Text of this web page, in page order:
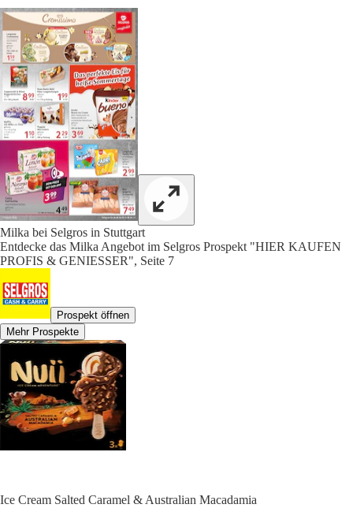
Milka bei Selgros in Stuttgart
Entdecke das Milka Angebot im Selgros Prospekt "HIER KAUFEN
PROFIS & GENIESSER", Seite 7
Prospekt öffnen
Mehr Prospekte
Ice Cream Salted Caramel & Australian Macadamia